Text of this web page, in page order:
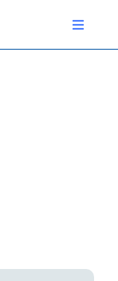
Toggle